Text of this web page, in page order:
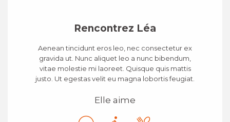
Rencontrez Léa
Aenean tincidunt eros leo, nec consectetur ex
gravida ut. Nunc aliquet leo a nunc bibendum,
vitae molestie mi laoreet. Quisque quis mattis
justo. Ut egestas velit eu magna lobortis feugiat.
Elle aime